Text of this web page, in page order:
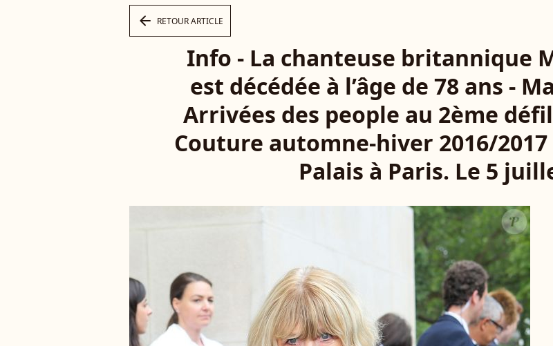
arrow_left RETOUR ARTICLE
Info - La chanteuse britannique
est décédée à l’âge de 78 ans -
Arrivées des people au 2ème
Couture automne-hiver 2016/
Palais à Paris. Le 5